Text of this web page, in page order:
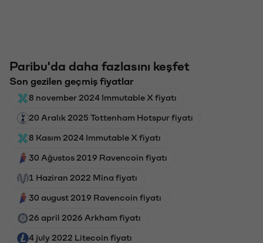
Paribu'da daha fazlasını keşfet
Son gezilen geçmiş fiyatlar
8 november 2024 Immutable X fiyatı
20 Aralık 2025 Tottenham Hotspur fiyatı
8 Kasım 2024 Immutable X fiyatı
30 Ağustos 2019 Ravencoin fiyatı
1 Haziran 2022 Mina fiyatı
30 august 2019 Ravencoin fiyatı
26 april 2026 Arkham fiyatı
4 july 2022 Litecoin fiyatı